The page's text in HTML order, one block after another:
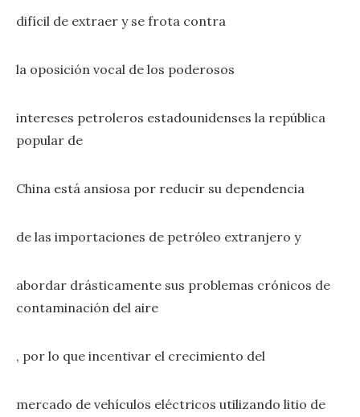
difícil de extraer y se frota contra
la oposición vocal de los poderosos
intereses petroleros estadounidenses la república
popular de
China está ansiosa por reducir su dependencia
de las importaciones de petróleo extranjero y
abordar drásticamente sus problemas crónicos de
contaminación del aire
, por lo que incentivar el crecimiento del
mercado de vehículos eléctricos utilizando litio de